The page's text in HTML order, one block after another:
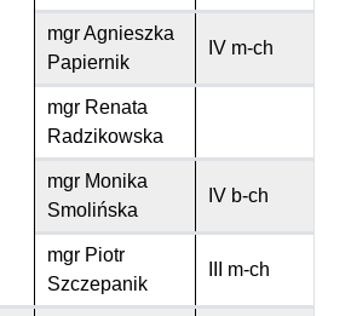
mgr Agnieszka
Papiernik
IV m-ch
mgr Renata
Radzikowska
mgr Monika
Smolińska
IV b-ch
mgr Piotr
Szczepanik
III m-ch